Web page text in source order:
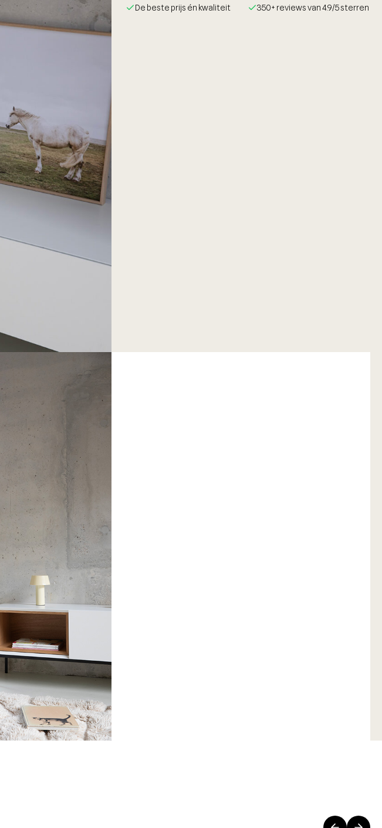
De beste prijs én kwaliteit 350+ reviews van 4.9/5 sterren